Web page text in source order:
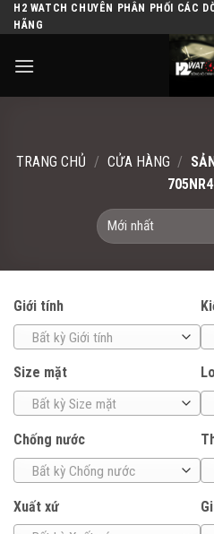
Skip
to
content
H2 WATCH CHUYÊN PHÂN PHỐI CÁC
HÃNG
TRANG CHỦ / CỬA HÀNG /
Giới tính
Bất kỳ Giới tính
Size mặt
Bất kỳ Size mặt
Chống nước
Bất kỳ Chống nước
Xuất xứ